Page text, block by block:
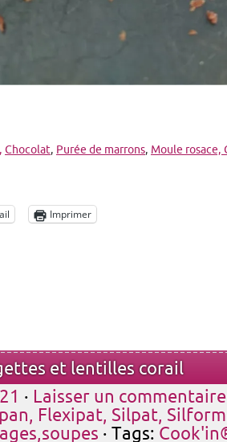
Chocolat, Purée de marrons, Moule rosace,
Imprimer
et lentilles corail
· Laisser un commentaire
Flexipat, Silpat, Silform
· Tags: